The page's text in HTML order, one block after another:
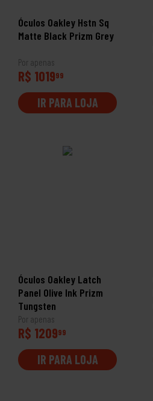
Óculos Oakley Hstn Sq
Matte Black Prizm Grey
Por apenas
R$ 101999
IR PARA LOJA
Óculos Oakley Latch
Panel Olive Ink Prizm
Tungsten
Por apenas
R$ 120999
IR PARA LOJA